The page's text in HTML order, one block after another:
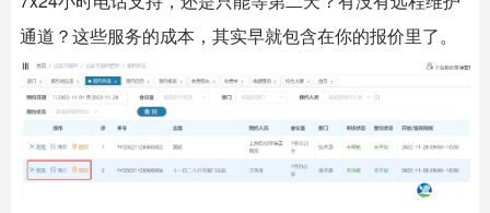
通道？这些服务的成本，其实早就包含在你的报价里了。